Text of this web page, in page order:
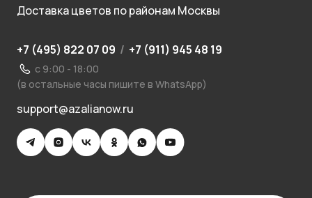
Доставка цветов по районам Москвы
+7 (495) 822 07 09 / +7 (911) 945 48 19
с 9:00 - 18:00
(в остальные часы пишите в WhatsApp)
support@azalianow.ru